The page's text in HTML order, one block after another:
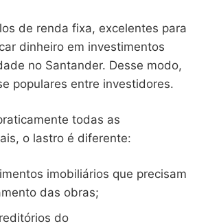
de renda fixa, excelentes para
dinheiro em investimentos
no Santander. Desse modo,
populares entre investidores.
todas as
o lastro é diferente:
imobiliários que precisam
das obras;
do